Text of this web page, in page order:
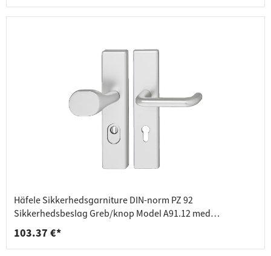
Häfele Sikkerhedsgarniture DIN-norm PZ 92
Sikkerhedsbeslag Greb/knop Model A91.12 med
kerneudtrækssikring
103.37 €*